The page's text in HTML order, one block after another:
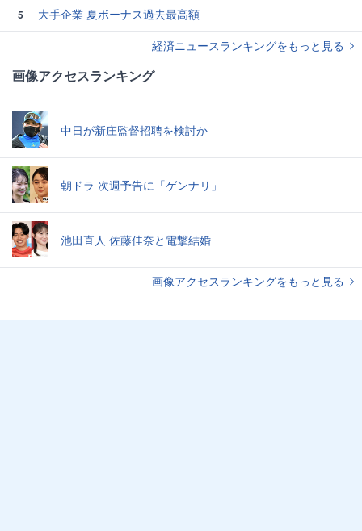
5
大手企業 夏ボーナス過去最高額
経済ニュースランキングをもっと見る
画像アクセスランキング
中日が新庄監督招聘を検討か
朝ドラ 次週予告に「ゲンナリ」
池田直人 佐藤佳奈と電撃結婚
画像アクセスランキングをもっと見る